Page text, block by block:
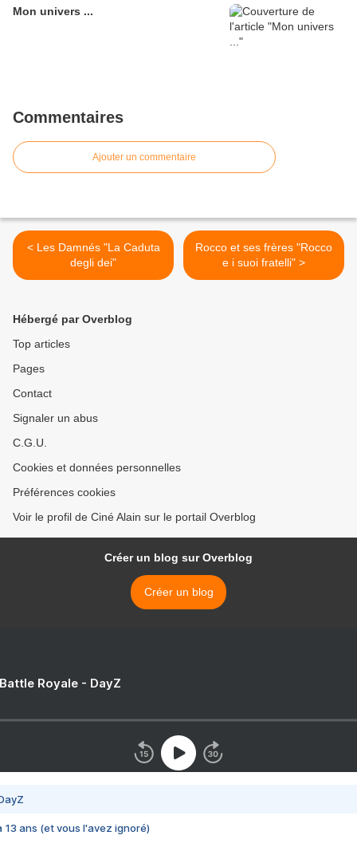
Mon univers ...
Commentaires
Ajouter un commentaire
< Les Damnés "La Caduta
degli dei"
Rocco et ses frères "Rocco
e i suoi fratelli" >
Hébergé par Overblog
Top articles
Pages
Contact
Signaler un abus
C.G.U.
Cookies et données personnelles
Préférences cookies
Voir le profil de Ciné Alain sur le portail Overblog
Créer un blog sur Overblog
Créer un blog
Royale - DayZ
13 ans (et vous l'avez ignoré)